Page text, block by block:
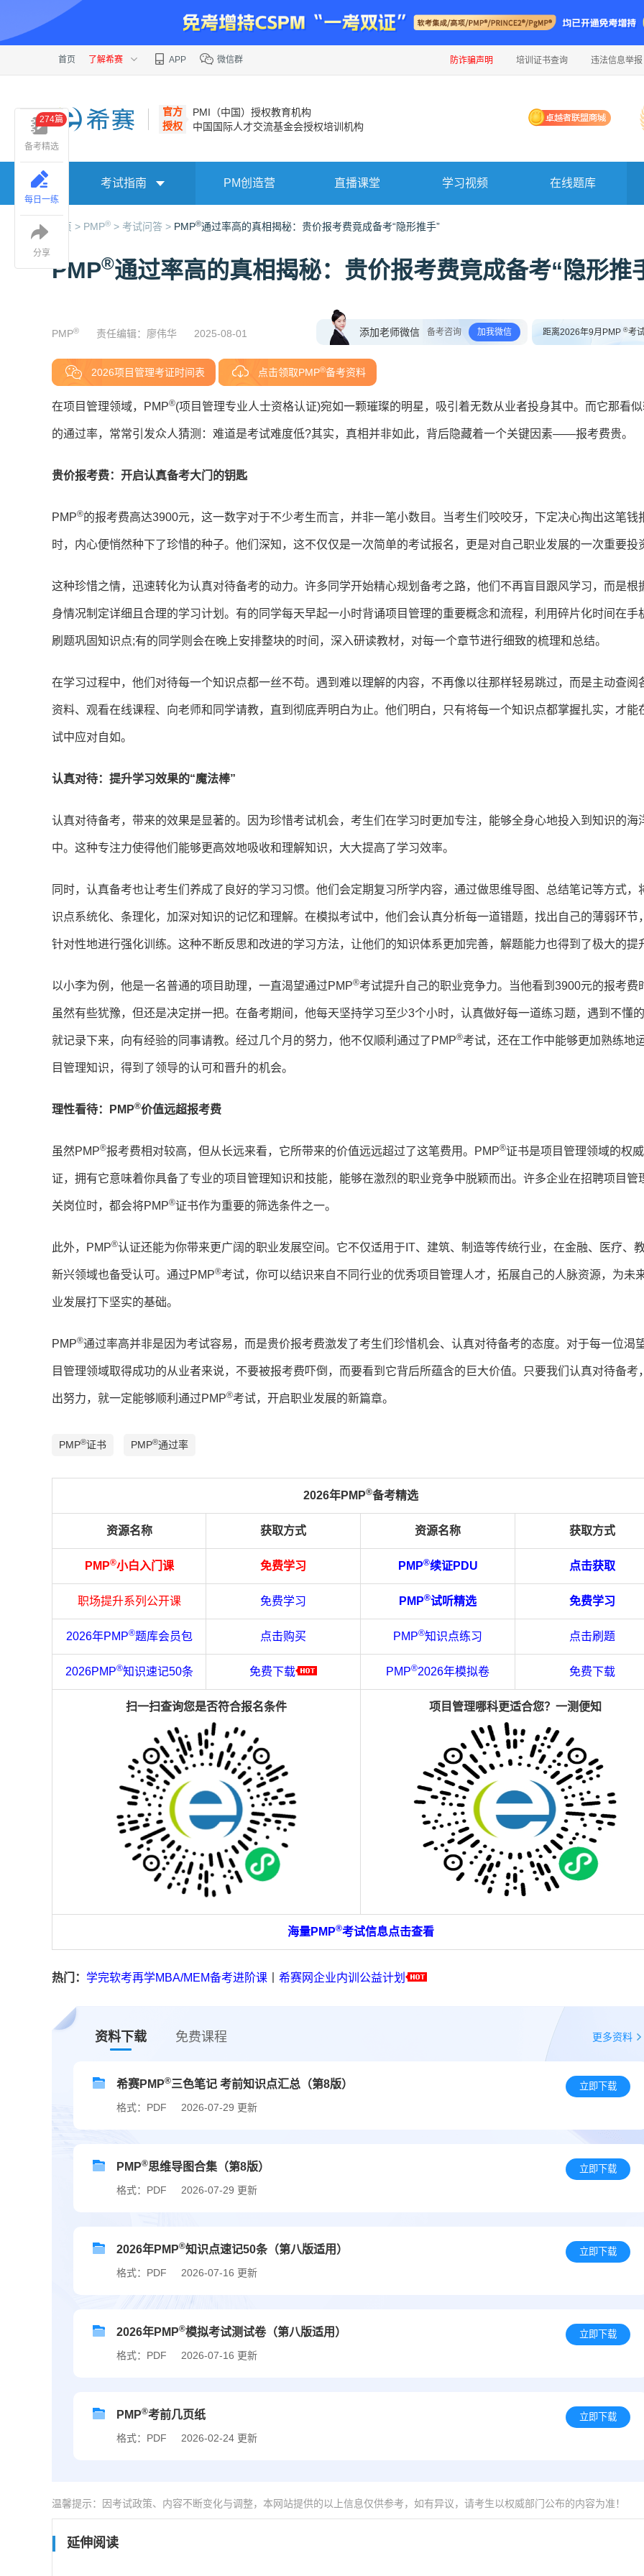
首页 了解希赛 APP 微信群 防诈骗声明 培训证书查询 违法信息举报
官方
授权
PMI（中国）授权教育机构
中国国际人才交流基金会授权培训机构
考试指南 PM创造营 直播课堂 学习视频 在线题库
首页 > PMP® > 考试问答 > PMP®通过率高的真相揭秘：贵价报考费竟成备考“隐形推手”
PMP®通过率高的真相揭秘：贵价报考费竟成备考“隐形推
PMP® 责任编辑：廖伟华 2025-08-01 添加老师微信 备考咨询 加我微信 距离2026年9月PMP ®考
2026项目管理考证时间表 点击领取PMP®备考资料
在项目管理领域，PMP®(项目管理专业人士资格认证)宛如一颗璀璨的明星，吸引着无数从业者投身其中。而它那看
的通过率，常常引发众人猜测：难道是考试难度低?其实，真相并非如此，背后隐藏着一个关键因素——报考费贵。
贵价报考费：开启认真备考大门的钥匙
PMP®的报考费高达3900元，这一数字对于不少考生而言，并非一笔小数目。当考生们咬咬牙，下定决心掏出这笔钱
时，内心便悄然种下了珍惜的种子。他们深知，这不仅仅是一次简单的考试报名，更是对自己职业发展的一次重要投
这种珍惜之情，迅速转化为认真对待备考的动力。许多同学开始精心规划备考之路，他们不再盲目跟风学习，而是根
身情况制定详细且合理的学习计划。有的同学每天早起一小时背诵项目管理的重要概念和流程，利用碎片化时间在手
刷题巩固知识点;有的同学则会在晚上安排整块的时间，深入研读教材，对每一个章节进行细致的梳理和总结。
在学习过程中，他们对待每一个知识点都一丝不苟。遇到难以理解的内容，不再像以往那样轻易跳过，而是主动查阅
资料、观看在线课程、向老师和同学请教，直到彻底弄明白为止。他们明白，只有将每一个知识点都掌握扎实，才能
试中应对自如。
认真对待：提升学习效果的“魔法棒”
认真对待备考，带来的效果是显著的。因为珍惜考试机会，考生们在学习时更加专注，能够全身心地投入到知识的海
中。这种专注力使得他们能够更高效地吸收和理解知识，大大提高了学习效率。
同时，认真备考也让考生们养成了良好的学习习惯。他们会定期复习所学内容，通过做思维导图、总结笔记等方式，
识点系统化、条理化，加深对知识的记忆和理解。在模拟考试中，他们会认真分析每一道错题，找出自己的薄弱环节
针对性地进行强化训练。这种不断反思和改进的学习方法，让他们的知识体系更加完善，解题能力也得到了极大的提
以小李为例，他是一名普通的项目助理，一直渴望通过PMP®考试提升自己的职业竞争力。当他看到3900元的报考费
虽然有些犹豫，但还是决定拼一把。在备考期间，他每天坚持学习至少3个小时，认真做好每一道练习题，遇到不懂
就记录下来，向有经验的同事请教。经过几个月的努力，他不仅顺利通过了PMP®考试，还在工作中能够更加熟练地
目管理知识，得到了领导的认可和晋升的机会。
理性看待：PMP®价值远超报考费
虽然PMP®报考费相对较高，但从长远来看，它所带来的价值远远超过了这笔费用。PMP®证书是项目管理领域的权
证，拥有它意味着你具备了专业的项目管理知识和技能，能够在激烈的职业竞争中脱颖而出。许多企业在招聘项目管
关岗位时，都会将PMP®证书作为重要的筛选条件之一。
此外，PMP®认证还能为你带来更广阔的职业发展空间。它不仅适用于IT、建筑、制造等传统行业，在金融、医疗、
新兴领域也备受认可。通过PMP®考试，你可以结识来自不同行业的优秀项目管理人才，拓展自己的人脉资源，为未
业发展打下坚实的基础。
PMP®通过率高并非是因为考试容易，而是贵价报考费激发了考生们珍惜机会、认真对待备考的态度。对于每一位渴
目管理领域取得成功的从业者来说，不要被报考费吓倒，而要看到它背后所蕴含的巨大价值。只要我们认真对待备考
出努力，就一定能够顺利通过PMP®考试，开启职业发展的新篇章。
PMP®证书 PMP®通过率
2026年PMP®备考精选
资源名称 获取方式 资源名称 获取方式
PMP®小白入门课 免费学习 PMP®续证PDU 点击获取
职场提升系列公开课 免费学习 PMP®试听精选 免费学习
2026年PMP®题库会员包 点击购买 PMP®知识点练习 点击刷题
2026PMP®知识速记50条 免费下载 PMP®2026年模拟卷 免费下载
扫一扫查询您是否符合报名条件 项目管理哪科更适合您？一测便知
海量PMP®考试信息点击查看
热门： 学完软考再学MBA/MEM备考进阶课 希赛网企业内训公益计划
资料下载 免费课程 更多资料
希赛PMP®三色笔记 考前知识点汇总（第8版）
格式：PDF 2026-07-29 更新
立即下载
PMP®思维导图合集（第8版）
格式：PDF 2026-07-29 更新
立即下载
2026年PMP®知识点速记50条（第八版适用）
格式：PDF 2026-07-16 更新
立即下载
2026年PMP®模拟考试测试卷（第八版适用）
格式：PDF 2026-07-16 更新
立即下载
PMP®考前几页纸
格式：PDF 2026-02-24 更新
立即下载
温馨提示：因考试政策、内容不断变化与调整，本网站提供的以上信息仅供参考，如有异议，请考生以权威部门公布的内容为准！
延伸阅读
备考精选
274篇
每日一练
分享